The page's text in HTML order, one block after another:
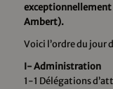
Ambert).
Voici l’ordre du jour
I- Administration
1-1 Délégations